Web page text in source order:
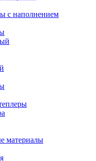
с наполнением
материалы